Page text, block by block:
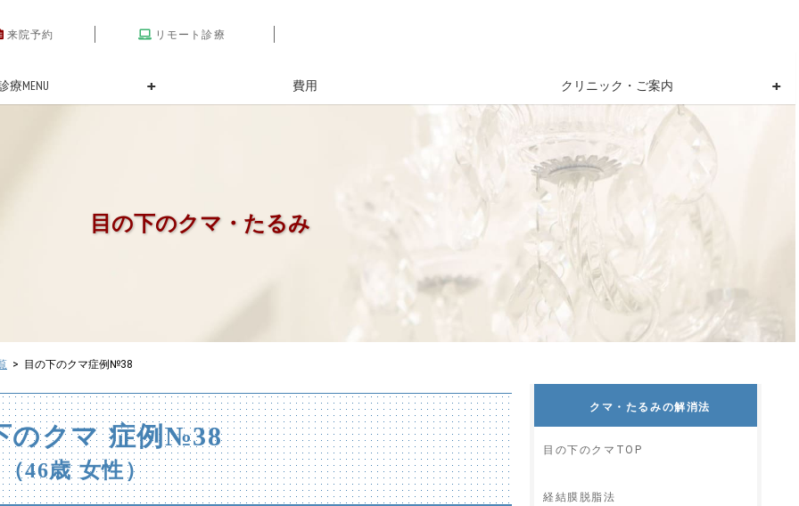
来院予約 リモート診療
療MENU 費用 クリニック・ご案内
目の下のクマ・たるみ
> 目の下のクマ症例№38
のクマ 症例№38
（46歳 女性）
クマ・たるみの解消法
目の下のクマTOP
経結膜脱脂法